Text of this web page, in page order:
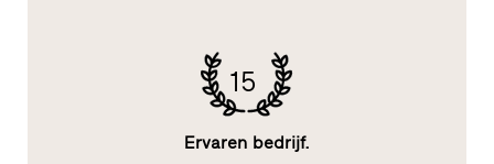
15
Ervaren bedrijf.